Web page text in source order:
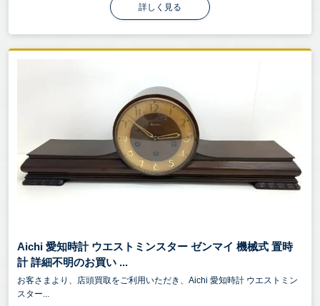
詳しく見る
Aichi 愛知時計 ウエストミンスター ゼンマイ 機械式 置時
計 詳細不明のお買い ...
お客さまより、店頭買取をご利用いただき、Aichi 愛知時計 ウエストミン
スター...